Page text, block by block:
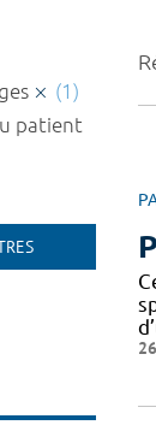
(1)
patient